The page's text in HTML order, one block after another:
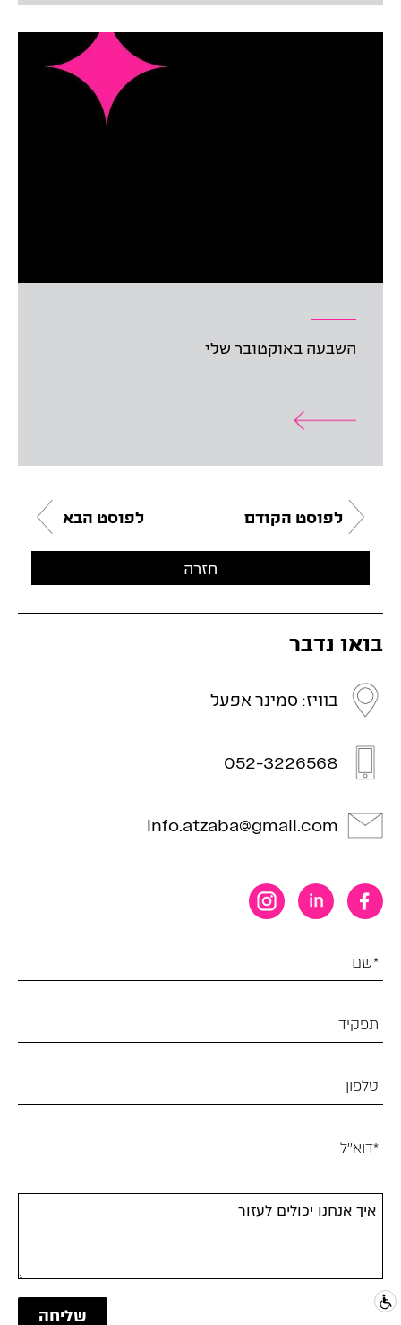
השבעה באוקטובר שלי
לפוסט הקודם
חזרה
לפוסט הבא
בואו נדבר
בוויז: סמינר אפעל
052-3226568
info.atzaba@gmail.com